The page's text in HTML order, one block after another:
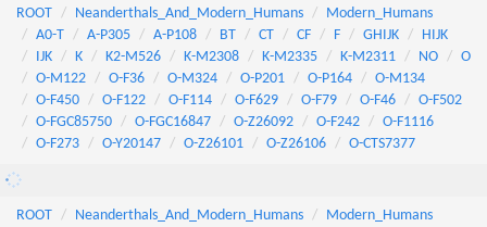
ROOT Neanderthals_And_Modern_Humans
Modern_Humans
A0-T
A-P305 A-P108 BT CT CF F GHIJK
HIJK
IJK
K K2-M526 K-M2308 K-M2335 K-M2311 NO
O
O-M122
O-F36 O-M324 O-P201 O-P164
O-M134
O-F450
O-F122 O-F114 O-F629 O-F79 O-F46
O-F502
O-FGC85750
O-FGC16847 O-Z26092 O-F242
O-F1116
O-F273
O-Y20147 O-Z26101 O-Z26106 O-CTS7377
ROOT Neanderthals_And_Modern_Humans
Modern_Humans